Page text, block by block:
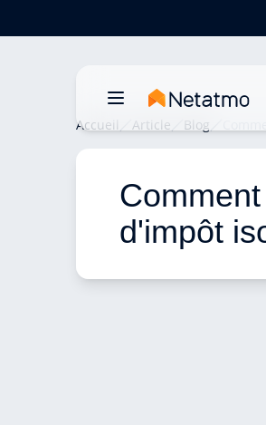
Accueil Article Blog
d'impôt